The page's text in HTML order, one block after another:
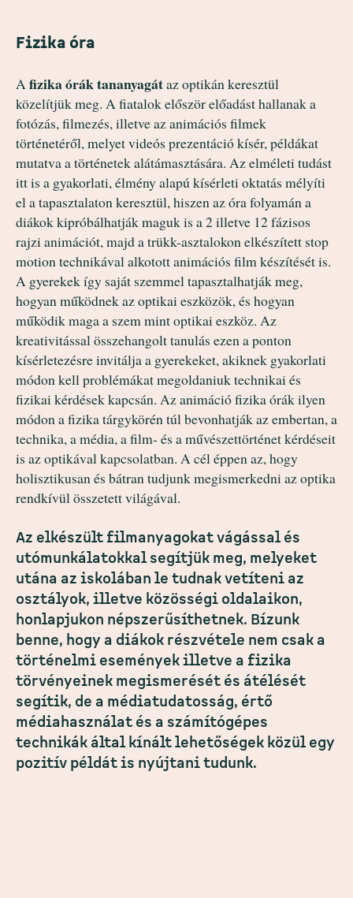
Fizika óra
Afizika órák tananyagátaz optikán keresztül
közelítjük meg. A fiatalok először előadást hallanak a
fotózás, filmezés, illetve az animációs filmek
történetéről, melyet videós prezentáció kísér, példákat
mutatva a történetek alátámasztására. Az elméleti tudást
itt is a gyakorlati, élmény alapú kísérleti oktatás mélyíti
el a tapasztalaton keresztül, hiszen az óra folyamán a
diákok kipróbálhatják maguk is a 2 illetve 12 fázisos
rajzi animációt, majd a trükk-asztalokon elkészített stop
motion technikával alkotott animációs film készítését is.
A gyerekek így saját szemmel tapasztalhatják meg,
hogyan működnek az optikai eszközök, és hogyan
működik maga a szem mint optikai eszköz. Az
kreativitással összehangolt tanulás ezen a ponton
kísérletezésre invitálja a gyerekeket, akiknek gyakorlati
módon kell problémákat megoldaniuk technikai és
fizikai kérdések kapcsán. Az animáció fizika órák ilyen
módon a fizika tárgykörén túl bevonhatják az embertan, a
technika, a média, a film- és a művészettörténet kérdéseit
is az optikával kapcsolatban. A cél éppen az, hogy
holisztikusan és bátran tudjunk megismerkedni az optika
rendkívül összetett világával.
Az elkészült filmanyagokat vágással és
utómunkálatokkal segítjük meg, melyeket
utána az iskolában le tudnak vetíteni az
osztályok, illetve közösségi oldalaikon,
honlapjukon népszerűsíthetnek. Bízunk
benne, hogy a diákok részvétele nem csak a
történelmi események illetve a fizika
törvényeinek megismerését és átélését
segítik, de a médiatudatosság, értő
médiahasználat és a számítógépes
technikák által kínált lehetőségek közül egy
pozitív példát is nyújtani tudunk.